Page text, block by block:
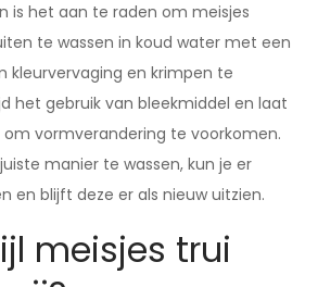
is het aan te raden om meisjes
te wassen in koud water met een
kleurvervaging en krimpen te
het gebruik van bleekmiddel en laat
vormverandering te voorkomen.
manier te wassen, kun je er
en blijft deze er als nieuw uitzien.
meisjes trui